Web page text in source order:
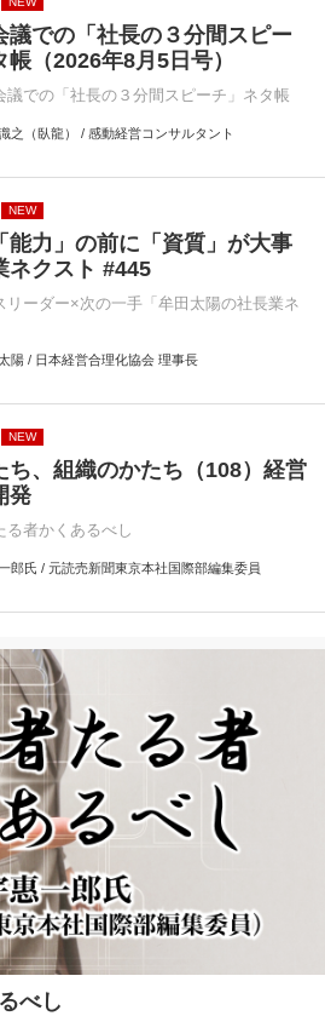
議での「社長の３分間スピー
帳（2026年8月5日号）
議での「社長の３分間スピーチ」ネタ帳
之（臥龍） / 感動経営コンサルタント
NEW
能力」の前に「資質」が大事
ネクスト #445
リーダー×次の一手「牟田太陽の社長業ネ
陽 / 日本経営合理化協会 理事長
NEW
ち、組織のかたち（108）経営
発
る者かくあるべし
郎氏 / 元読売新聞東京本社国際部編集委員
べし